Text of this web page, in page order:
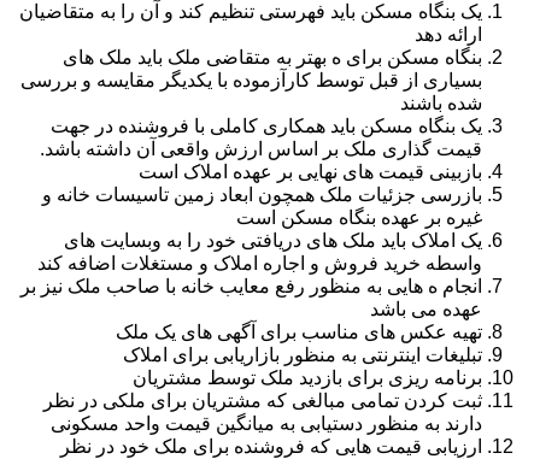
یک بنگاه مسکن باید فهرستی تنظیم کند و آن را به متقاضیان
ارائه دهد
بنگاه مسکن برای ه بهتر به متقاضی ملک باید ملک های
بسیاری از قبل توسط کارآزموده با یکدیگر مقایسه و بررسی
شده باشند
یک بنگاه مسکن باید همکاری کاملی با فروشنده در جهت
قیمت گذاری ملک بر اساس ارزش واقعی آن داشته باشد.
بازبینی قیمت های نهایی بر عهده املاک است
بازرسی جزئیات ملک همچون ابعاد زمین تاسیسات خانه و
غیره بر عهده بنگاه مسکن است
یک املاک باید ملک های دریافتی خود را به وبسایت های
واسطه خرید فروش و اجاره املاک و مستغلات اضافه کند
انجام ه هایی به منظور رفع معایب خانه با صاحب ملک نیز بر
عهده می باشد
تهیه عکس های مناسب برای آگهی های یک ملک
تبلیغات اینترنتی به منظور بازاریابی برای املاک
برنامه ریزی برای بازدید ملک توسط مشتریان
ثبت کردن تمامی مبالغی که مشتریان برای ملکی در نظر
دارند به منظور دستیابی به میانگین قیمت واحد مسکونی
ارزیابی قیمت هایی که فروشنده برای ملک خود در نظر